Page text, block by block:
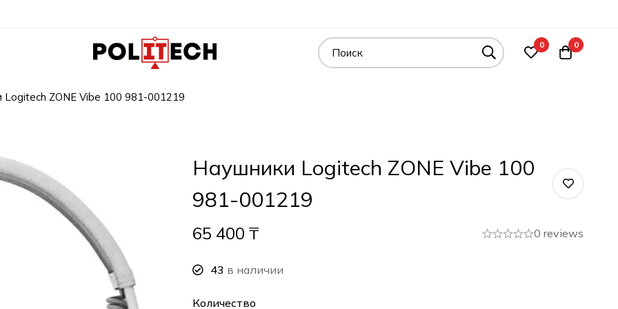
0 0
Logitech ZONE Vibe 100 981-001219
Наушники Logitech ZONE Vibe 100
981-001219
65 400 ₸ 0 reviews
43 в наличии
Количество